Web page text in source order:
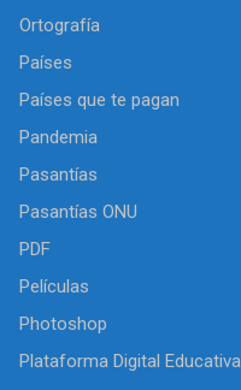
Ortografía
Países
Países que te pagan
Pandemia
Pasantías
Pasantías ONU
PDF
Películas
Photoshop
Plataforma Digital Educativa